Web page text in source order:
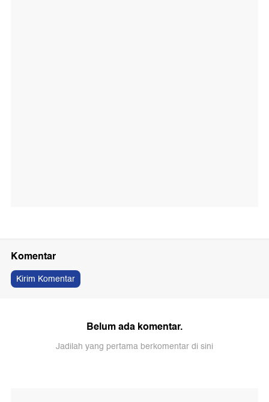
Komentar
Kirim Komentar
Belum ada komentar.
Jadilah yang pertama berkomentar di sini